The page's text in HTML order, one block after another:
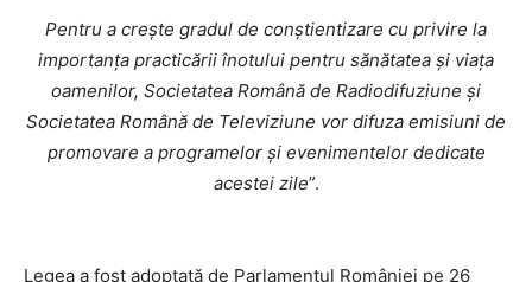
Pentru a crește gradul de conștientizare cu privire la
importanța practicării înotului pentru sănătatea și viața
oamenilor, Societatea Română de Radiodifuziune și
Societatea Română de Televiziune vor difuza emisiuni de
promovare a programelor și evenimentelor dedicate
acestei zile”.
Legea a fost adoptată de Parlamentul României pe 26